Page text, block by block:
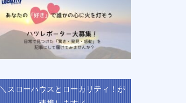
＼スローハウスとローカリティ！が